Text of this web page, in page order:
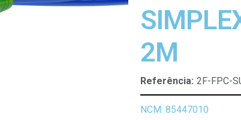
2M
Referência: 2F-FPC-
NCM: 85447010